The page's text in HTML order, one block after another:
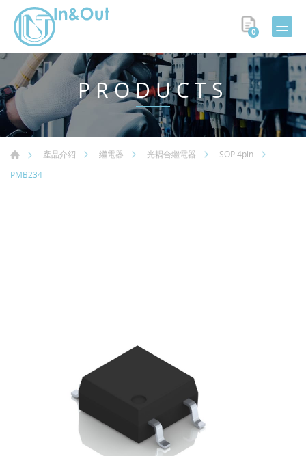
0
PRODUCTS
產品介紹 繼電器 光耦合繼電器
SOP 4pin
PMB234